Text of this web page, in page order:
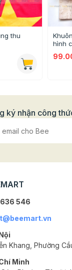
thu
hình
ký nhận công
546
Khang, Phường
Minh